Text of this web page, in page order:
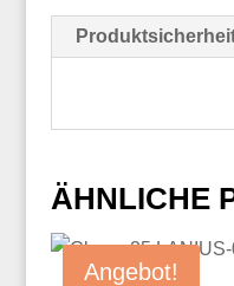
ÄHNLICHE
Angebot!